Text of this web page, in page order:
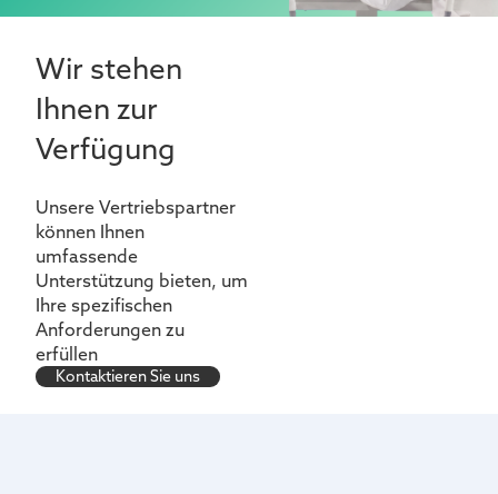
Wir stehen
Ihnen zur
Verfügung
Unsere Vertriebspartner
können Ihnen
umfassende
Unterstützung bieten, um
Ihre spezifischen
Anforderungen zu
erfüllen
Kontaktieren Sie uns